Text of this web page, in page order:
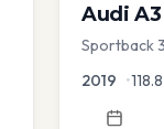
Audi A3
Sportback
2019 •